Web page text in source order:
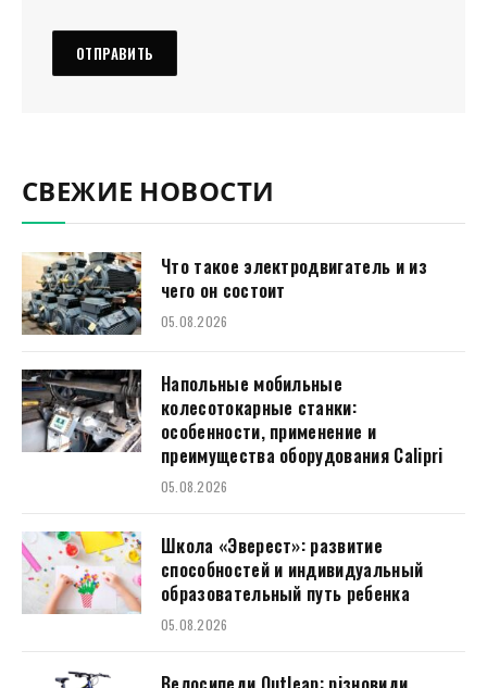
СВЕЖИЕ НОВОСТИ
Что такое электродвигатель и из
чего он состоит
05.08.2026
Напольные мобильные
колесотокарные станки:
особенности, применение и
преимущества оборудования Calipri
05.08.2026
Школа «Эверест»: развитие
способностей и индивидуальный
образовательный путь ребенка
05.08.2026